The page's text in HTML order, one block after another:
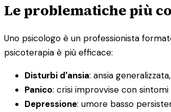
Le problematiche più
Uno psicologo è un professionista
psicoterapia è più efficace:
Disturbi d'ansia: ansia
Panico: crisi improvvise con
Depressione: umore basso